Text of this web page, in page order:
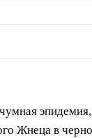
Жнеца в